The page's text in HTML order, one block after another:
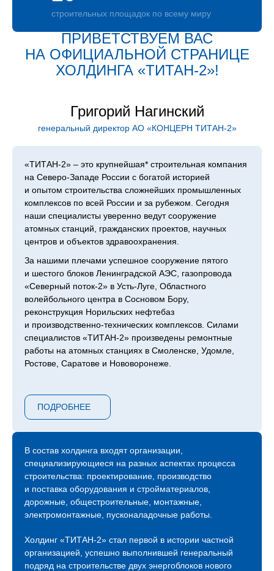
строительных площадок по всему миру
ПРИВЕТСТВУЕМ ВАС
НА ОФИЦИАЛЬНОЙ СТРАНИЦЕ
ХОЛДИН­ГА «ТИТАН‑2»!
Григорий Нагинский
генеральный директор АО «КОНЦЕРН ТИТАН‑2»
«ТИТАН‑2» – это крупнейшая* строительная компания
на Северо-Западе России с богатой историей
и опытом строительства сложнейших промышленных
комплексов по всей России и за рубежом. Сегодня
наши специалисты уверенно ведут сооружение
атомных станций, гражданских проектов, научных
центров и объектов здравоохранения.
За нашими плечами успешное сооружение пятого
и шестого блоков Ленинградской АЭС, газопровода
«Северный поток-2» в Усть-Луге, Областного
волейбольного центра в Сосновом Бору,
реконструкция Норильских нефтебаз
и производственно-технических комплексов. Силами
специалистов «ТИТАН‑2» произведены ремонтные
работы на атомных станциях в Смоленске, Удомле,
Ростове, Саратове и Нововоронеже.
очереди ЛАЭС – 7 и 8 блоков, градирни второго
энергоблока Курской АЭС, инновационный проект
ОДЭК «Прорыв» с реактором на быстрых нейтронах
в Северске, Центра коллективного пользования
«Сибирский кольцевой источник фотонов»
С 2015 года холдинг «ТИТАН‑2» присутствует
на международной арене атомных строек и на
сегодняшний день мы являемся генеральными
АЭС «Аккую» в Турции, АЭС «Эль-Дабаа» в Египте,
АЭС «Пакш-2» в Венгрии.
ПОДРОБНЕЕ
В состав холдинга входят организации,
специализирующиеся на разных аспектах процесса
строительства: проектирование, производство
и поставка оборудования и стройматериалов,
дорожные, общестроительные, монтажные,
электромонтажные, пусконаладочные работы.
Холдинг «ТИТАН‑2» стал первой в истории частной
организацией, успешно выполнившей генеральный
подряд на строительстве двух энергоблоков нового